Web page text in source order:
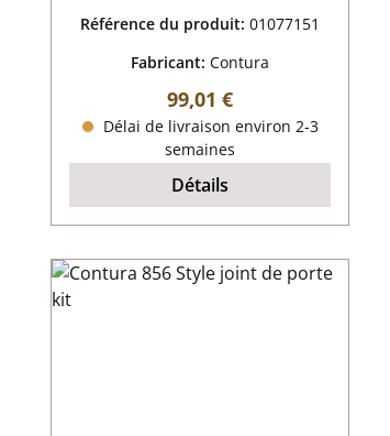
Référence du produit:01077151
Fabricant:Contura
Prix régulier :
99,01 €
Délai de livraison environ 2-3
semaines
Détails